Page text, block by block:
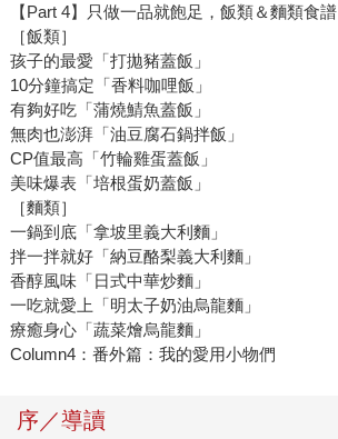
【Part 4】只做一品就飽足，飯類＆麵類食譜
［飯類］
孩子的最愛「打拋豬蓋飯」
10分鐘搞定「香料咖哩飯」
有夠好吃「蒲燒鯖魚蓋飯」
無肉也澎湃「油豆腐石鍋拌飯」
CP值最高「竹輪雞蛋蓋飯」
美味爆表「培根蛋奶蓋飯」
［麵類］
一鍋到底「拿坡里義大利麵」
拌一拌就好「納豆酪梨義大利麵」
香醇風味「日式中華炒麵」
一吃就愛上「明太子奶油烏龍麵」
療癒身心「蔬菜燴烏龍麵」
Column4：番外篇：我的愛用小物們
序／導讀